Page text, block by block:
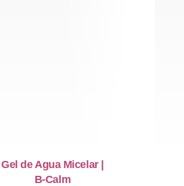
Gel de Agua Micelar |
B-Calm